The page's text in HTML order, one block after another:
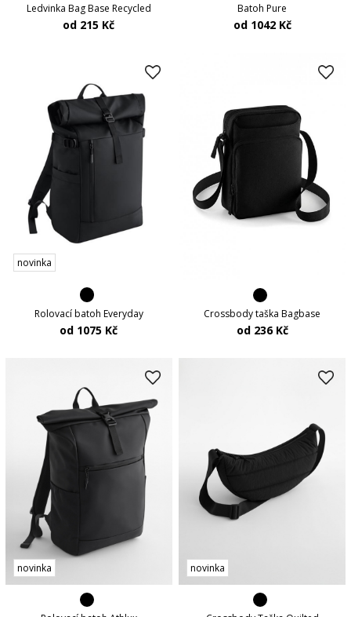
Ledvinka Bag Base Recycled
od 215 Kč
Batoh Pure
od 1042 Kč
novinka
Rolovací batoh Everyday
od 1075 Kč
Crossbody taška Bagbase
od 236 Kč
novinka novinka